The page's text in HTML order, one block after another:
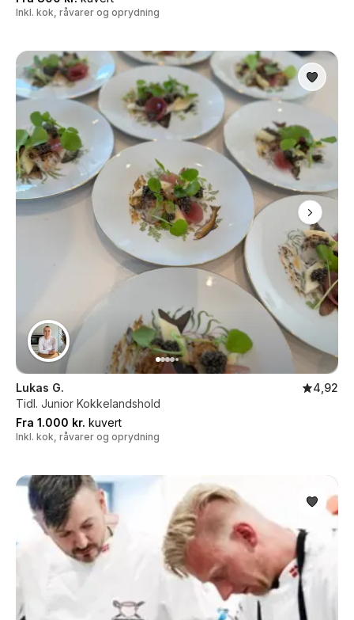
Inkl. kok, råvarer og oprydning
Lukas G.
4,92
Tidl. Junior Kokkelandshold
Fra 1.000 kr. kuvert
Inkl. kok, råvarer og oprydning